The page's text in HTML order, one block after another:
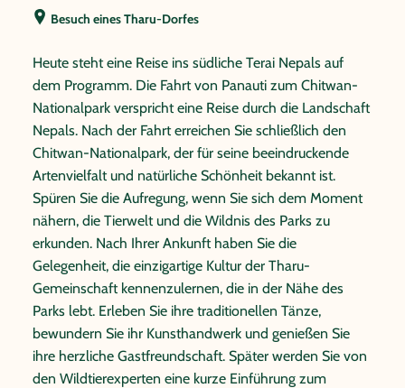
Besuch eines Tharu-Dorfes
Heute steht eine Reise ins südliche Terai Nepals auf
dem Programm. Die Fahrt von Panauti zum Chitwan-
Nationalpark verspricht eine Reise durch die Landschaft
Nepals. Nach der Fahrt erreichen Sie schließlich den
Chitwan-Nationalpark, der für seine beeindruckende
Artenvielfalt und natürliche Schönheit bekannt ist.
Spüren Sie die Aufregung, wenn Sie sich dem Moment
nähern, die Tierwelt und die Wildnis des Parks zu
erkunden. Nach Ihrer Ankunft haben Sie die
Gelegenheit, die einzigartige Kultur der Tharu-
Gemeinschaft kennenzulernen, die in der Nähe des
Parks lebt. Erleben Sie ihre traditionellen Tänze,
bewundern Sie ihr Kunsthandwerk und genießen Sie
ihre herzliche Gastfreundschaft. Später werden Sie von
den Wildtierexperten eine kurze Einführung zum